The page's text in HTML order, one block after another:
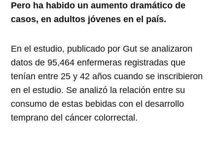
Pero ha habido un aumento dramático de
casos, en adultos jóvenes en el país.
En el estudio, publicado por Gut se analizaron
datos de 95,464 enfermeras registradas que
tenían entre 25 y 42 años cuando se inscribieron
en el estudio. Se analizó la relación entre su
consumo de estas bebidas con el desarrollo
temprano del cáncer colorrectal.